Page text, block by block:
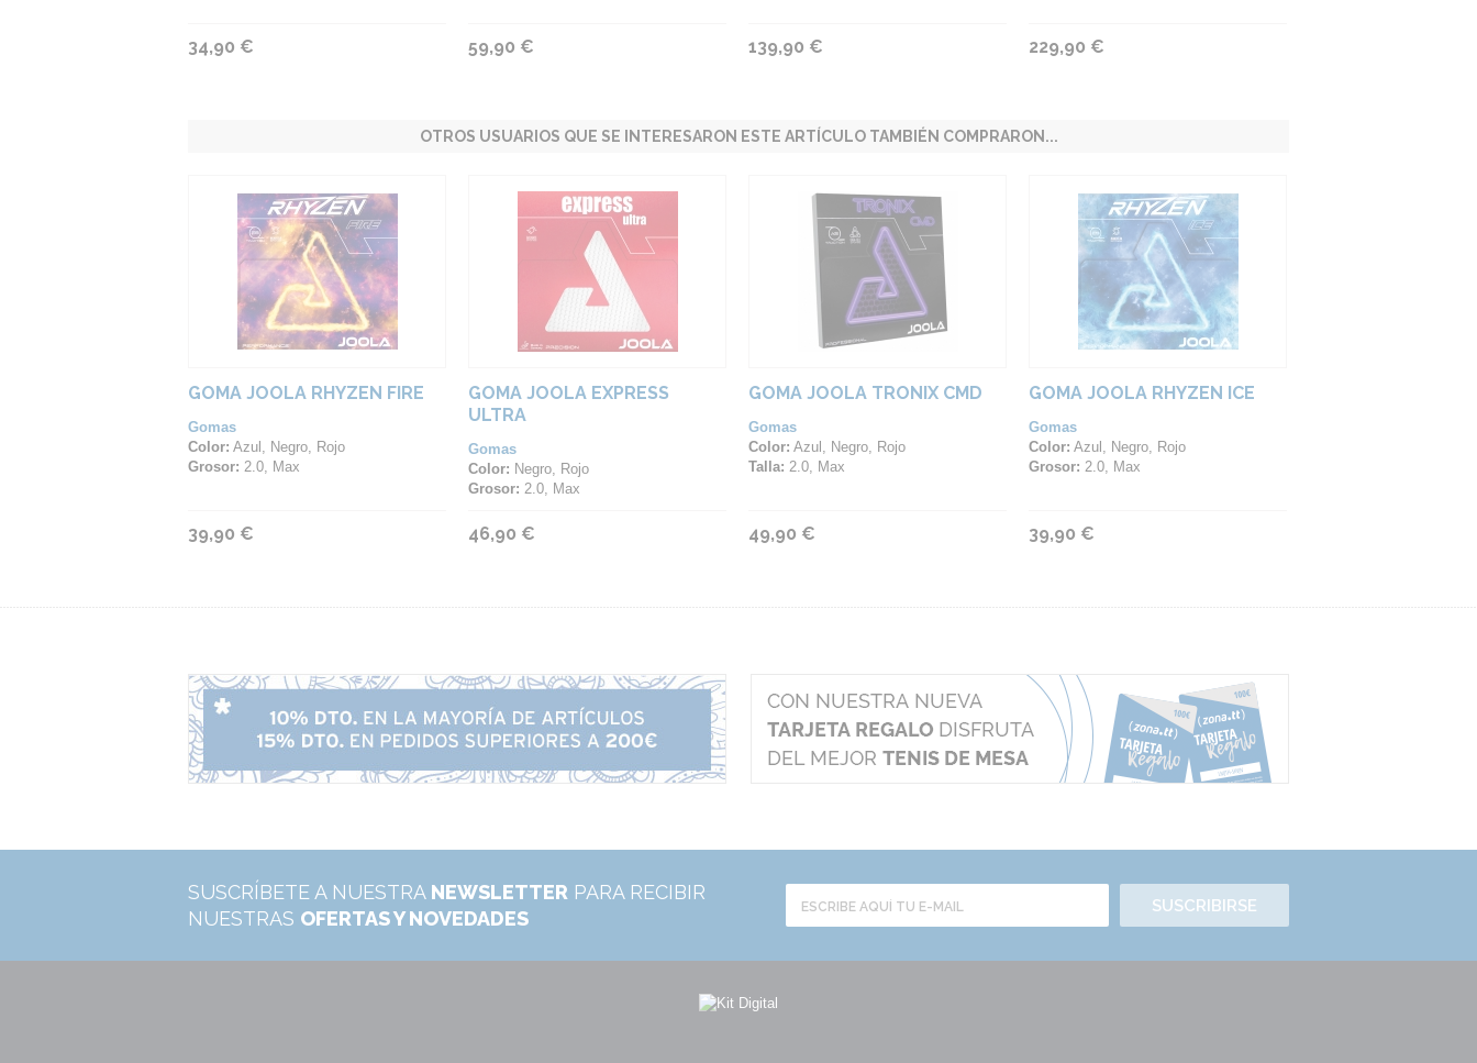
34,90 € 59,90 € 139,90 € 229,90 €
OTROS USUARIOS QUE SE INTERESARON ESTE ARTÍCULO TAMBIÉN COMPRARON...
GOMA JOOLA RHYZEN FIRE
Gomas
Color: Azul, Negro, Rojo
Grosor: 2.0, Max
39,90 €
GOMA JOOLA EXPRESS
ULTRA
Gomas
Color: Negro, Rojo
Grosor: 2.0, Max
46,90 €
GOMA JOOLA TRONIX CMD
Gomas
Color: Azul, Negro, Rojo
Talla: 2.0, Max
49,90 €
GOMA JOOLA RHYZEN ICE
Gomas
Color: Azul, Negro, Rojo
Grosor: 2.0, Max
39,90 €
SUSCRÍBETE A NUESTRA NEWSLETTER PARA RECIBIR
NUESTRAS OFERTAS Y NOVEDADES
SUSCRIBIRSE